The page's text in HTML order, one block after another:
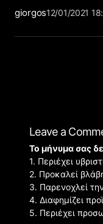
giorgos12/01/2021
Leave a
Το μήνυμα σας
1. Περιέχει
2. Προκαλεί
3. Παρενοχλεί
4. Διαφημίζει
5. Περιέχει